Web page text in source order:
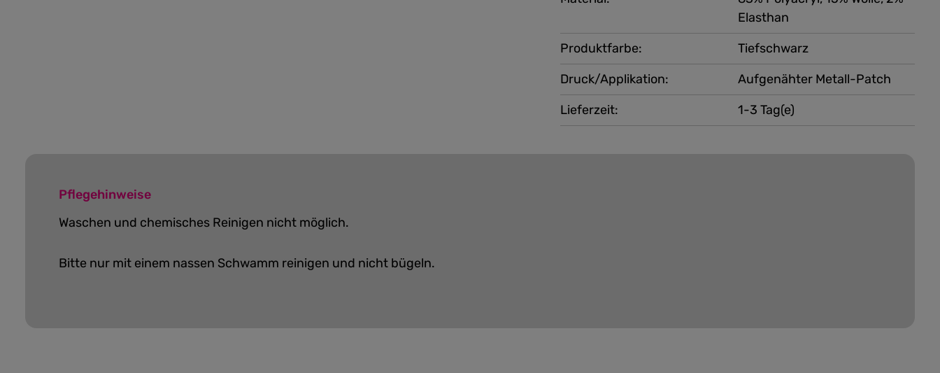
Produktfarbe:
Tiefschwarz
Druck/Applikation:
Aufgenähter Metall-Patch
Elasthan
Lieferzeit: 1-3 Tag(e)
Pflegehinweise
Waschen und chemisches Reinigen nicht möglich.
Bitte nur mit einem nassen Schwamm reinigen und nicht bügeln.